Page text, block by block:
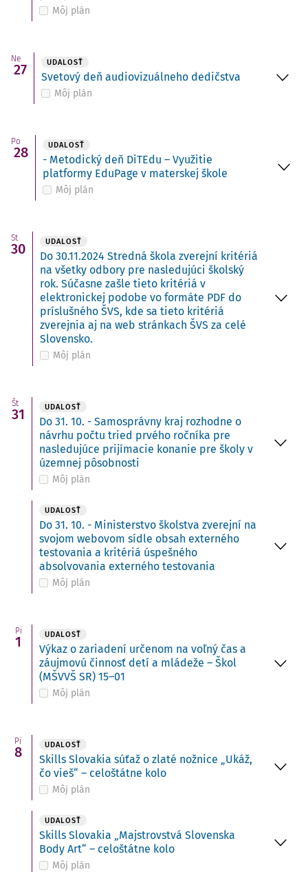
Môj plán
Ne
27 UDALOSŤ
Svetový deň audiovizuálneho dedičstva
Môj plán
Po
28 UDALOSŤ
- Metodický deň DiTEdu – Využitie
platformy EduPage v materskej škole
Môj plán
St
30 UDALOSŤ
Do 30.11.2024 Stredná škola zverejní kritériá
na všetky odbory pre nasledujúci školský
rok. Súčasne zašle tieto kritériá v
elektronickej podobe vo formáte PDF do
príslušného ŠVS, kde sa tieto kritériá
zverejnia aj na web stránkach ŠVS za celé
Slovensko.
Môj plán
Št
31 UDALOSŤ
Do 31. 10. - Samosprávny kraj rozhodne o
návrhu počtu tried prvého ročníka pre
nasledujúce prijímacie konanie pre školy v
územnej pôsobnosti
Môj plán
UDALOSŤ
Do 31. 10. - Ministerstvo školstva zverejní na
svojom webovom sídle obsah externého
testovania a kritériá úspešného
absolvovania externého testovania
Môj plán
Pi
1 UDALOSŤ
Výkaz o zariadení určenom na voľný čas a
záujmovú činnosť detí a mládeže – Škol
(MŠVVŠ SR) 15–01
Môj plán
Pi
8 UDALOSŤ
Skills Slovakia súťaž o zlaté nožnice „Ukáž,
čo vieš“ – celoštátne kolo
Môj plán
UDALOSŤ
Skills Slovakia „Majstrovstvá Slovenska
Body Art“ – celoštátne kolo
Môj plán